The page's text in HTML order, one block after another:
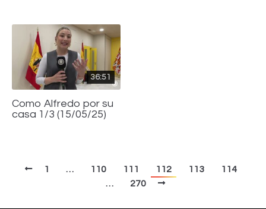
36:51
Como Alfredo por su
casa 1/3 (15/05/25)
1 … 110 111 112 113
114
…
270